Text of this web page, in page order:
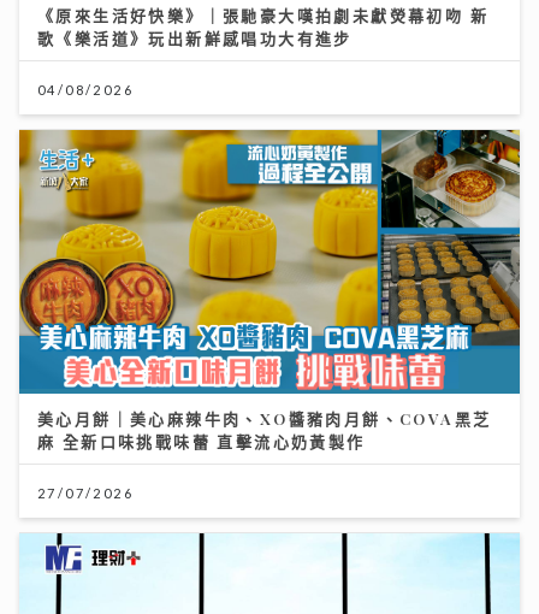
《原來生活好快樂》｜張馳豪大嘆拍劇未獻熒幕初吻 新
歌《樂活道》玩出新鮮感唱功大有進步
04/08/2026
美心月餅｜美心麻辣牛肉、XO醬豬肉月餅、COVA黑芝
麻 全新口味挑戰味蕾 直擊流心奶黃製作
27/07/2026